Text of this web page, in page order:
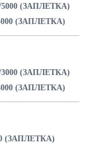
(ЗАПЛЕТКА)
(ЗАПЛЕТКА)